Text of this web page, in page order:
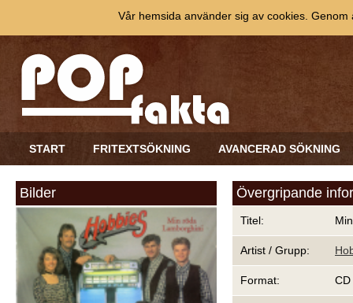
START FRITEXTSÖKNING AVANCERAD SÖKNING
Bilder Övergripande
Titel:
Artist / Grupp:
Format: CD
Vår hemsida använder sig av cookies.